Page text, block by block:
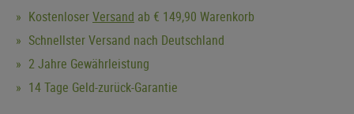
KostenloserVersand ab € 149,90 Warenkorb
Schnellster Versand nach Deutschland
2 Jahre Gewährleistung
14 Tage Geld-zurück-Garantie